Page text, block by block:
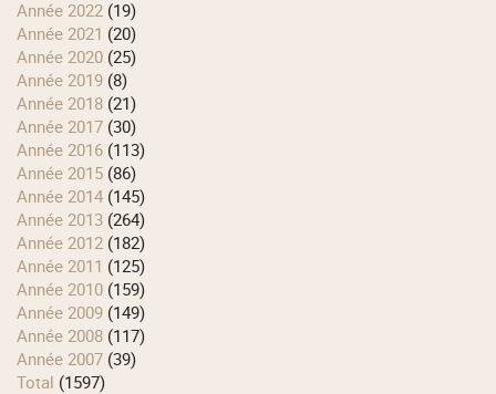
année 2022 (19)
année 2021 (20)
année 2020 (25)
année 2019 (8)
année 2018 (21)
année 2017 (30)
année 2016 (113)
année 2015 (86)
année 2014 (145)
année 2013 (264)
année 2012 (182)
année 2011 (125)
année 2010 (159)
année 2009 (149)
année 2008 (117)
année 2007 (39)
total (1597)